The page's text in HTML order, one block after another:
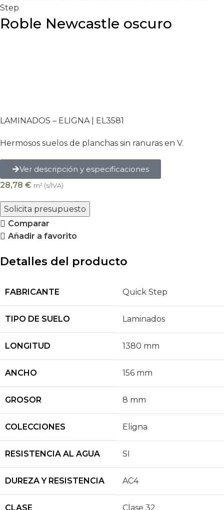
Step
Roble Newcastle oscuro
LAMINADOS – ELIGNA | EL3581
Hermosos suelos de planchas sin ranuras en V.
Ver descripción y especificaciones
28,78 € m² (s/IVA)
Solicita presupuesto
Comparar
Añadir a favorito
Detalles del producto
FABRICANTE Quick Step
TIPO DE SUELO Laminados
LONGITUD 1380 mm
ANCHO 156 mm
GROSOR 8 mm
COLECCIONES Eligna
RESISTENCIA AL AGUA SI
DUREZA Y RESISTENCIA AC4
CLASE Clase 32